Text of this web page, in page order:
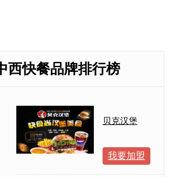
西快餐品牌排行榜
贝克汉堡
我要加盟